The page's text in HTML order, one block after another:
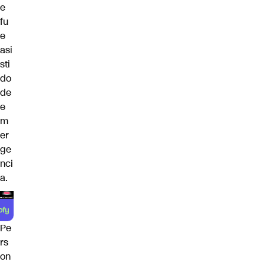
e
fu
e
asi
sti
do
de
e
m
er
ge
nci
a.
Pe
rs
on